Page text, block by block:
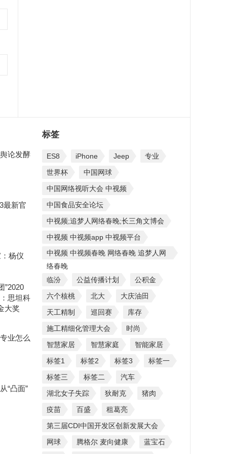
论发酵
最新官
杨仪
”2020
思坦科
大奖
业怎么
“凸面”
标签
ES8 iPhone Jeep
专业
世界杯
中国网球
中国网络视听大会 中视频
中国食品安全论坛
中视频;追梦人网络春晚;长三角文博会
中视频 中视频app 中视频平台
中视频 中视频春晚 网络春晚 追梦人网
络春晚
临汾
公益传播计划
公积金
六个核桃
北大
大庆油田
天工精制
巡回赛
库存
施工精细化管理大会
时尚
智慧家居
智慧家庭
智能家居
标签1
标签2 标签3
标签一
标签三
标签二
汽车
湖北女子失踪
狄耐克
猪肉
疫苗
百盛
租葛亮
第三届CDI中国开发区创新发展大会
网球
腾格尔 麦向健康
蓝宝石